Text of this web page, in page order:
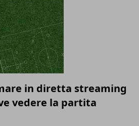
in diretta streaming
vedere la partita